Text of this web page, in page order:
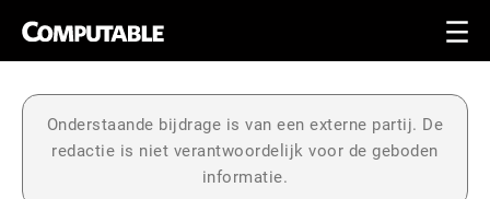
Onderstaande bijdrage is van een externe partij. De
redactie is niet verantwoordelijk voor de geboden
informatie.